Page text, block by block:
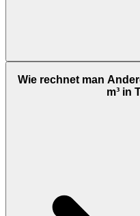
Wie rechnet man
m³ in